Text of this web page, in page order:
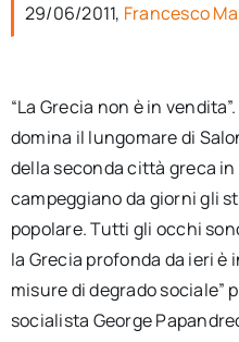
Ita
29/06/2011, Francesco
“La Grecia non è in
domina il lungomare di
della seconda città greca
campeggiano da giorni gli
popolare. Tutti gli occhi
la Grecia profonda da ieri è
misure di degrado sociale”
socialista George